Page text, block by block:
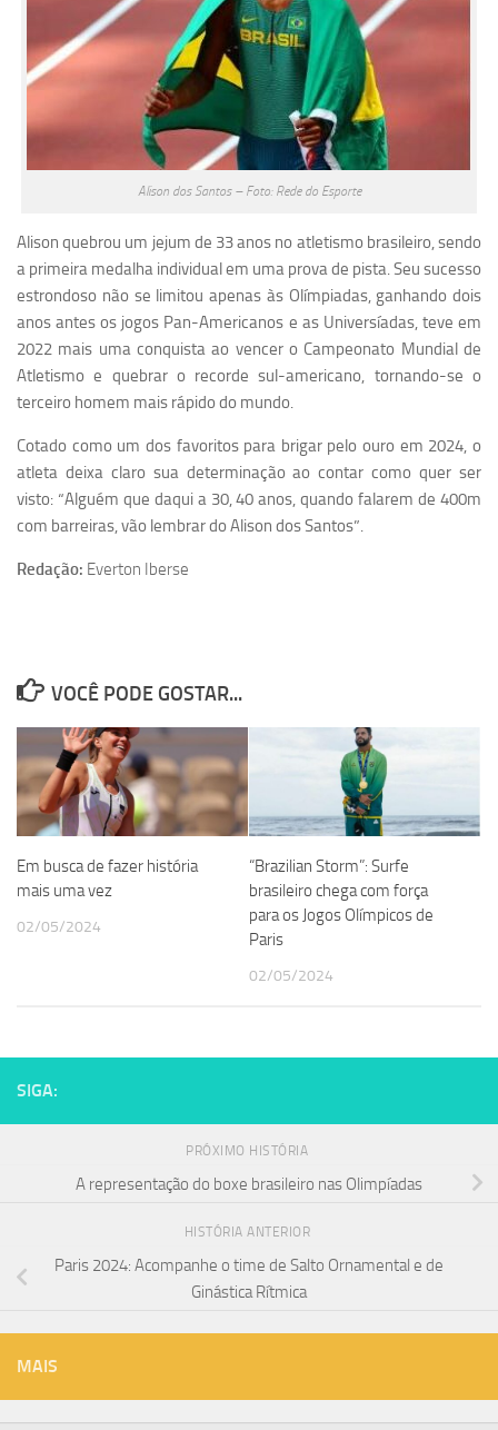
Alison dos Santos – Foto: Rede do Esporte
Alison quebrou um jejum de 33 anos no atletismo brasileiro, sendo
a primeira medalha individual em uma prova de pista. Seu sucesso
estrondoso não se limitou apenas às Olímpiadas, ganhando dois
anos antes os jogos Pan-Americanos e as Universíadas, teve em
2022 mais uma conquista ao vencer o Campeonato Mundial de
Atletismo e quebrar o recorde sul-americano, tornando-se o
terceiro homem mais rápido do mundo.
Cotado como um dos favoritos para brigar pelo ouro em 2024, o
atleta deixa claro sua determinação ao contar como quer ser
visto: “Alguém que daqui a 30, 40 anos, quando falarem de 400m
com barreiras, vão lembrar do Alison dos Santos”.
Redação: Everton Iberse
VOCÊ PODE GOSTAR...
Em busca de fazer história
mais uma vez
02/05/2024
“Brazilian Storm”: Surfe
brasileiro chega com força
para os Jogos Olímpicos de
Paris
02/05/2024
SIGA:
PRÓXIMO HISTÓRIA
A representação do boxe brasileiro nas Olimpíadas
HISTÓRIA ANTERIOR
Paris 2024: Acompanhe o time de Salto Ornamental e de
Ginástica Rítmica
MAIS